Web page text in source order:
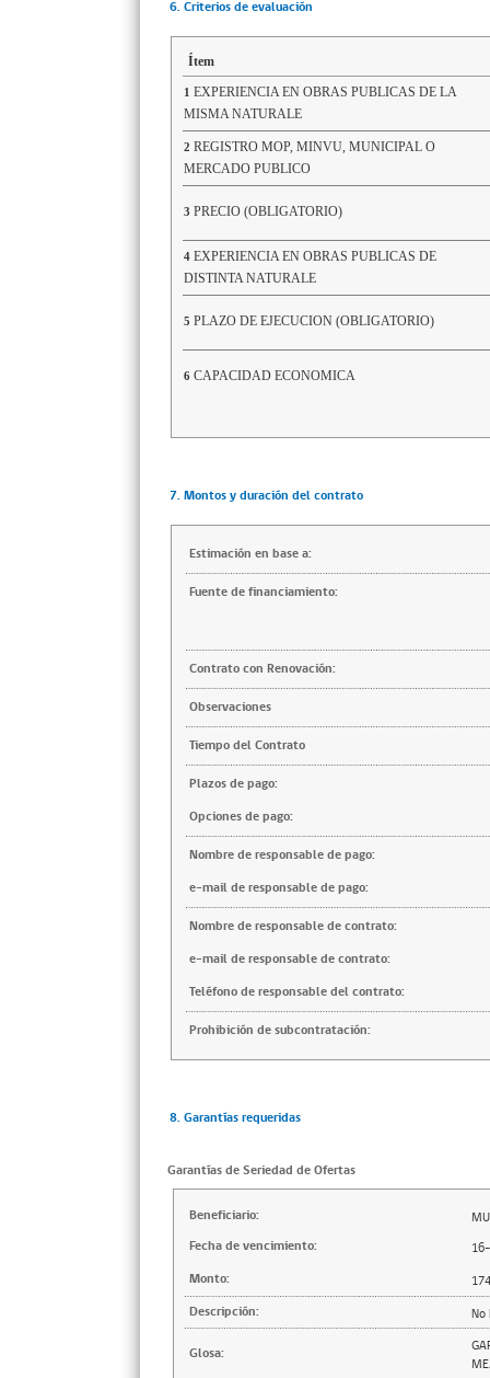
6. Criterios de evaluación
Ítem
1 EXPERIENCIA EN OBRAS PUBLICAS DE LA
MISMA NATURALE
2 REGISTRO MOP, MINVU, MUNICIPAL O
MERCADO PUBLICO
3 PRECIO (OBLIGATORIO)
4 EXPERIENCIA EN OBRAS PUBLICAS DE
DISTINTA NATURALE
5 PLAZO DE EJECUCION (OBLIGATORIO)
6 CAPACIDAD ECONOMICA
7. Montos y duración del contrato
Estimación en base a:
Fuente de financiamiento:
Contrato con Renovación:
Observaciones
Tiempo del Contrato
Plazos de pago:
Opciones de pago:
Nombre de responsable de pago:
e-mail de responsable de pago:
Nombre de responsable de contrato:
e-mail de responsable de contrato:
Teléfono de responsable del contrato:
Prohibición de subcontratación:
8. Garantías requeridas
Garantías de Seriedad de Ofertas
Beneficiario:
Fecha de vencimiento:
Monto:
Descripción:
Glosa: